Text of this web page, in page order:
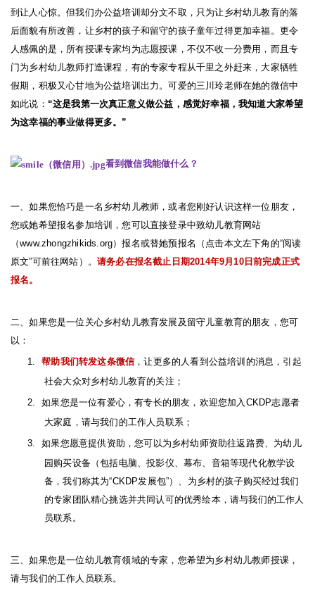
到让人心惊。但我们办公益培训却分文不取，只为让乡村幼儿教育的落
后面貌有所改善，让乡村的孩子和留守的孩子童年过得更加幸福。 更令
人感佩的是，所有授课专家均为志愿授课，不仅不收一分费用，而且专
门为乡村幼儿教师打造课程，有的专家专程从千里之外赶来，大家牺牲
假期，积极又心甘地为公益培训出力。可爱的三川玲老师在她的微信中
如此说： “这是我第一次真正意义做公益，感觉好幸福，我知道大家希望
为这幸福的事业做得更多。 ”
看到微信我能做什么？
一、如果您恰巧是一名乡村幼儿教师，或者您刚好认识这样一位朋友，
您或她希望报名参加培训，您可以直接登录中致幼儿教育网站
（www.zhongzhikids.org）报名或替她预报名（点击本文左下角的“阅读
原文”可前往网站）。请务必在报名截止日期2014年9月10日前完成正式
报名。
二、如果您是一位关心乡村幼儿教育发展及留守儿童教育的朋友，您可
以：
1.
帮助我们转发这条微信，让更多的人看到公益培训的消息，引起
社会大众对乡村幼儿教育的关注；
2.
如果您是一位有爱心，有专长的朋友，欢迎您加入 CKDP志愿者
大家庭，请与我们的工作人员联系；
3.
如果您愿意提供资助，您可以为乡村幼师资助往返路费、为幼儿
园购买设备（包括电脑、投影仪、幕布、音箱等现代化教学设
备，我们称其为“CKDP发展包”）、为乡村的孩子购买经过我们
的专家团队精心挑选并共同认可的优秀绘本，请与我们的工作人
员联系。
三、如果您是一位幼儿教育领域的专家，您希望为乡村幼儿教师授课，
请与我们的工作人员联系。